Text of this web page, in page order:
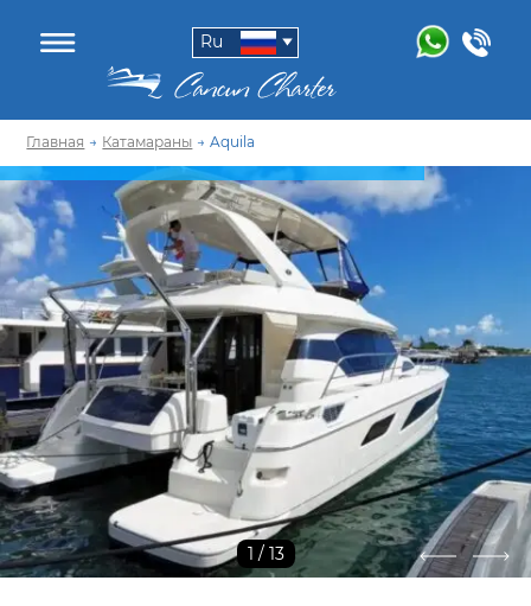
Ru
Главная → Катамараны → Aquila
1 / 13